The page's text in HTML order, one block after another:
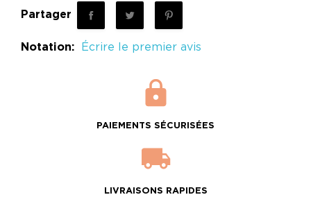
Partager
Notation: Écrire le premier avis
PAIEMENTS SÉCURISÉES
LIVRAISONS RAPIDES